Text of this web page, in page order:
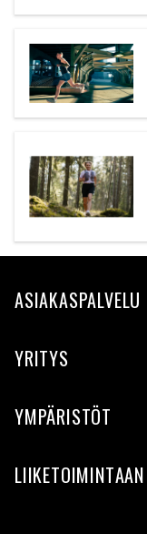
ASIAKASPALVELU
YRITYS
YMPÄRISTÖT
LIIKETOIMINTAAN